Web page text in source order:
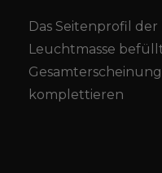
Das Seitenprofil
Leuchtmasse
komplettieren